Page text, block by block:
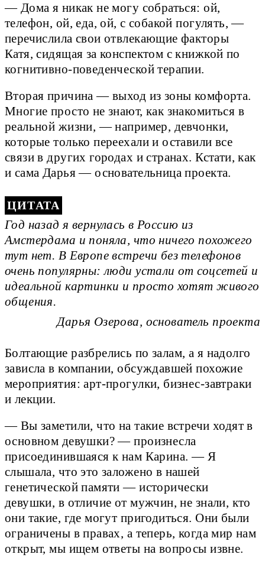
— Дома я никак не могу собраться: ой,
телефон, ой, еда, ой, с собакой погулять, —
перечислила свои отвлекающие факторы
Катя, сидящая за конспектом с книжкой по
когнитивно-поведенческой терапии.
Вторая причина — выход из зоны комфорта.
Многие просто не знают, как знакомиться в
реальной жизни, — например, девчонки,
которые только переехали и оставили все
связи в других городах и странах. Кстати, как
и сама Дарья — основательница проекта.
Год назад я вернулась в Россию из
Амстердама и поняла, что ничего похожего
тут нет. В Европе встречи без телефонов
очень популярны: люди устали от соцсетей и
идеальной картинки и просто хотят живого
общения.
Дарья Озерова, основатель проекта
Болтающие разбрелись по залам, а я надолго
зависла в компании, обсуждавшей похожие
мероприятия: арт-прогулки, бизнес-завтраки
и лекции.
— Вы заметили, что на такие встречи ходят в
основном девушки? — произнесла
присоединившаяся к нам Карина. — Я
слышала, что это заложено в нашей
генетической памяти — исторически
девушки, в отличие от мужчин, не знали, кто
они такие, где могут пригодиться. Они были
ограничены в правах, а теперь, когда мир нам
открыт, мы ищем ответы на вопросы извне.